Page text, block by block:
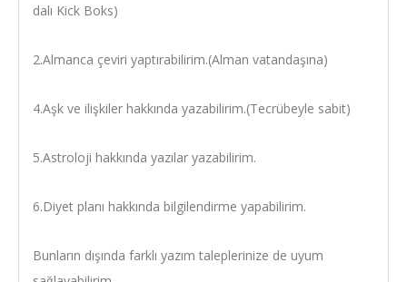
dalı Kick Boks)
2.Almanca çeviri yaptırabilirim.(Alman vatandaşına)
4.Aşk ve ilişkiler hakkında yazabilirim.(Tecrübeyle sabit)
5.Astroloji hakkında yazılar yazabilirim.
6.Diyet planı hakkında bilgilendirme yapabilirim.
Bunların dışında farklı yazım taleplerinize de uyum